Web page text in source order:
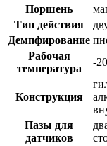
Поршень
Тип действия
Демпфирование
Рабочая
температура
-
Конструкция
Пазы для
датчиков